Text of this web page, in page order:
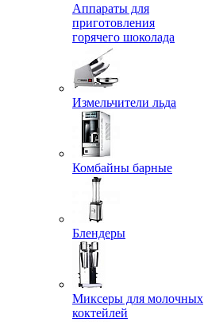
Аппараты для
приготовления
горячего шоколада
Измельчители льда
Комбайны барные
Блендеры
Миксеры для молочных
коктейлей